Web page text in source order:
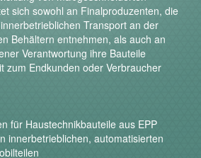
sich sowohl an Finalproduzenten, die
Transport an der
Behältern entnehmen, als auch an
Verantwortung ihre Bauteile
zum Endkunden oder Verbraucher
für Haustechnikbauteile aus EPP
innerbetrieblichen, automatisierten